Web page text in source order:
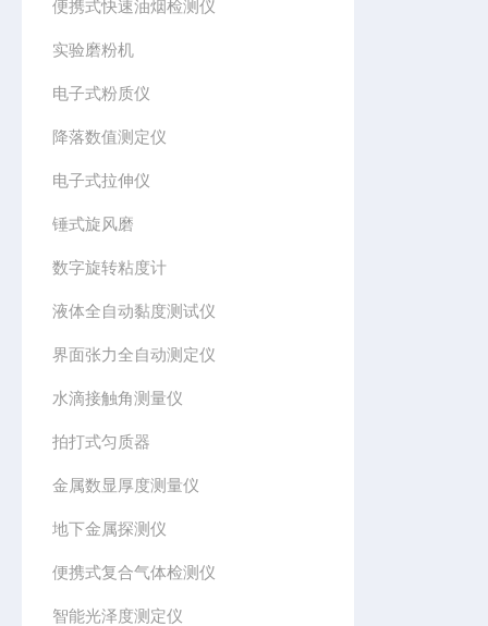
便携式快速油烟检测仪
实验磨粉机
电子式粉质仪
降落数值测定仪
电子式拉伸仪
锤式旋风磨
数字旋转粘度计
液体全自动黏度测试仪
界面张力全自动测定仪
水滴接触角测量仪
拍打式匀质器
金属数显厚度测量仪
地下金属探测仪
便携式复合气体检测仪
智能光泽度测定仪